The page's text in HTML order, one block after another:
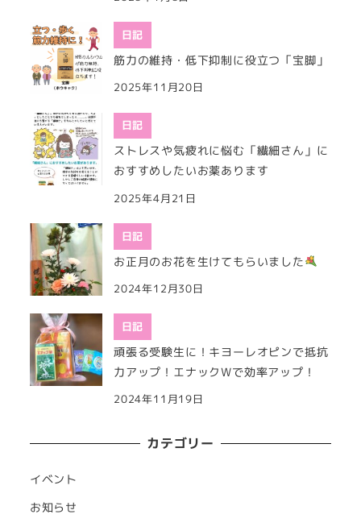
日記
筋力の維持・低下抑制に役立つ「宝脚」
2025年11月20日
日記
ストレスや気疲れに悩む「繊細さん」に
おすすめしたいお薬あります
2025年4月21日
日記
お正月のお花を生けてもらいました
2024年12月30日
日記
頑張る受験生に！キヨーレオピンで抵抗
力アップ！エナックWで効率アップ！
2024年11月19日
カテゴリー
イベント
お知らせ